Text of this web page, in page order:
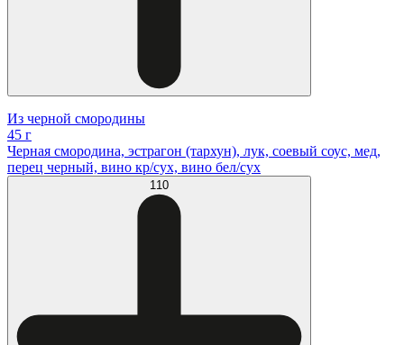
Из черной смородины
45 г
Черная смородина, эстрагон (тархун), лук, соевый соус, мед,
перец черный, вино кр/сух, вино бел/сух
110